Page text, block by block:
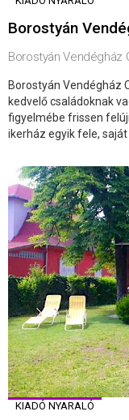
Borostyán
Borostyán Vendégház
Borostyán Vendégház
kedvelő családoknak
figyelmébe frissen
ikerház egyik fele, saját
KIADÓ NYARALÓ